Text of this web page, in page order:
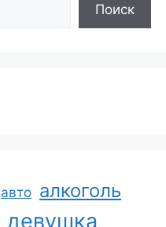
Поиск
авто алкоголь
девушка